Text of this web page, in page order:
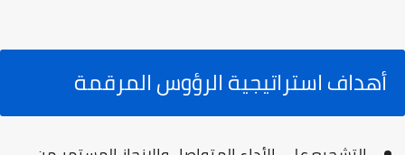
أهداف استراتيجية الرؤوس المرقمة